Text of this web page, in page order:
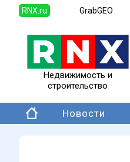
RNX.ru GrabGEO
Недвижимость и
строительство
Новости